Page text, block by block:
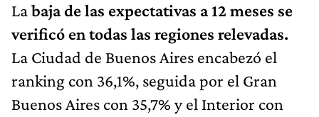
Labaja de las expectativas a 12 meses se
verificó en todas las regiones relevadas.
La Ciudad de Buenos Aires encabezó el
ranking con 36,1%, seguida por el Gran
Buenos Aires con 35,7% y el Interior con